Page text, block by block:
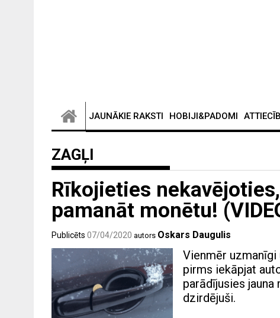
JAUNĀKIE RAKSTI HOBIJI&PADOMI
ZAGĻI
Rīkojieties
pamanāt monētu!
Publicēts 07/04/2020 autors Oskars Daugulis
Vienmēr
pirms iekāpjat
parādījusies jauna
dzirdējuši.